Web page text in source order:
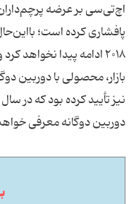
اچ‌تی‌سی بر عرضه
پافشاری کرده است؛
۲۰۱۸ ادامه پیدا نخواهد
بازار، محصولی با دوربین
نیز تأیید کرده بود که در
دوربین دوگانه معرفی